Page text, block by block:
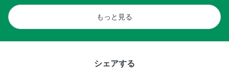
もっと見る
シェアする